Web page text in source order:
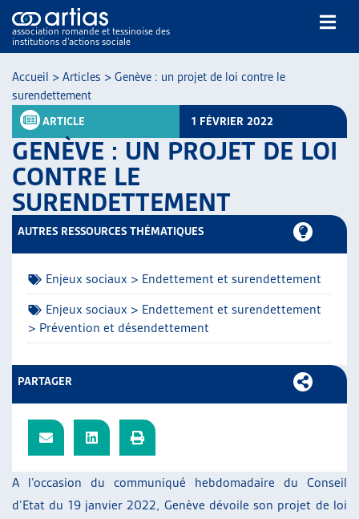
association romande et tessinoise des
institutions d’actions sociale
NOS PUBLICATIONS
ARTICLES
RESSOURCES
THÉMATIQUES
GUIDE SOCIAL ROMAND
ARTIAS
JOURNÉES D’AUTOMNE
Accueil > Articles > Genève : un projet de loi contre le
surendettement
ARTICLE 1 FÉVRIER 2022
GENÈVE : UN PROJET DE LOI
CONTRE LE
SURENDETTEMENT
A l’occasion du communiqué hebdomadaire du Conseil
d’Etat du 19 janvier 2022, Genève dévoile son projet de loi
AUTRES RESSOURCES THÉMATIQUES
Enjeux sociaux > Endettement et surendettement
Enjeux sociaux > Endettement et surendettement
> Prévention et désendettement
PARTAGER